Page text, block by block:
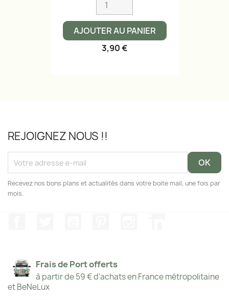
AJOUTER AU PANIER
3,90 €
REJOIGNEZ NOUS !!
Recevez nos bons plans et actualités dans votre boite mail, une fois par
mois.
Frais de Port offerts
à partir de 59 € d'achats en France métropolitaine
et BeNeLux